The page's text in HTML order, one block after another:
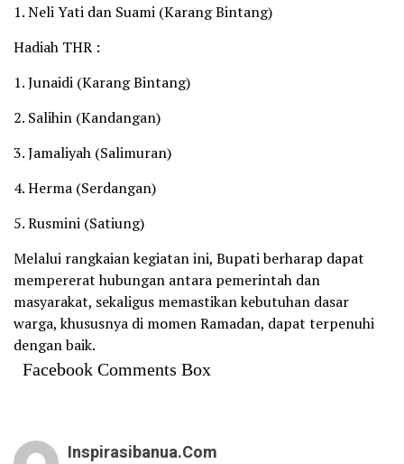
1. Neli Yati dan Suami (Karang Bintang)
Hadiah THR :
1. Junaidi (Karang Bintang)
2. Salihin (Kandangan)
3. Jamaliyah (Salimuran)
4. Herma (Serdangan)
5. Rusmini (Satiung)
Melalui rangkaian kegiatan ini, Bupati berharap dapat
mempererat hubungan antara pemerintah dan
masyarakat, sekaligus memastikan kebutuhan dasar
warga, khususnya di momen Ramadan, dapat terpenuhi
dengan baik.
Facebook Comments Box
Inspirasibanua.com